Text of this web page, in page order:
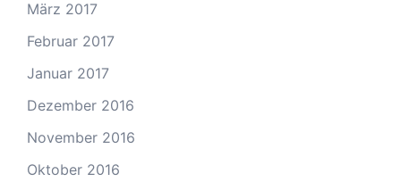
März 2017
Februar 2017
Januar 2017
Dezember 2016
November 2016
Oktober 2016